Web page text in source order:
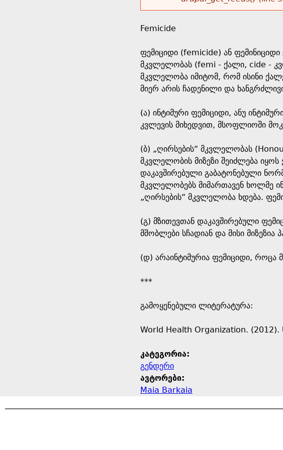
r
s
e
h
e
r
e
o
r
m
s
s
a
g
e
Femicide
ფემიციდი (femicide) ან ფემინიციდი
მკვლელობას (femi - ქალი, cide -
მკვლელობა იმიტომ, რომ ისინი
მიერ არის ჩადენილი და
(ა) ინტიმური ფემიციდი, ანუ
კვლევის მიხედვით, მსოფლიოში
(ბ) „ღირსების“ მკვლელობას
მკვლელობის მიზეზი შეიძლება
დაკავშირებული გაბატონებული
მკვლელობებს მიმართავენ ხოლმე
„ღირსების“ მკვლელობა ხდება.
(გ) მზითევთან დაკავშირებული
მშობლები სჩადიან და მისი
(დ) არაინტიმურია ფემიციდი, როცა
***
გამოყენებული ლიტერატურა:
World Health Organization.
კატეგორია:
გენდერი
ავტორები:
Maia Barkaia